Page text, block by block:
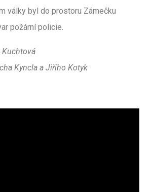
války byl do prostoru Zámečku
požární policie.
Kuchtová
Kyncla a Jiřího Kotyk